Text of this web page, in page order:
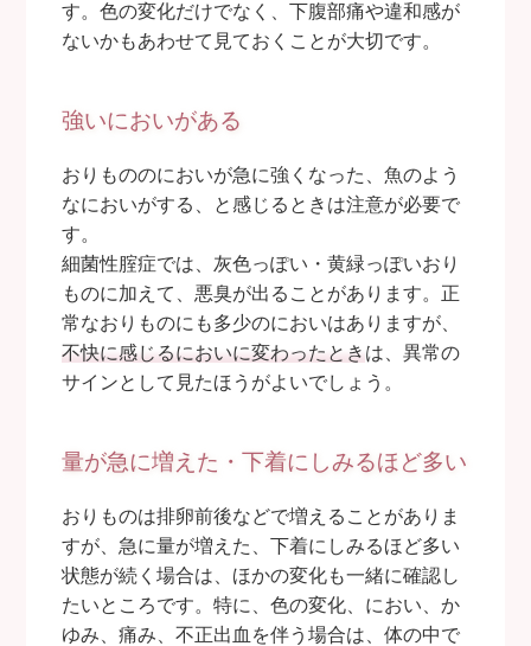
す。色の変化だけでなく、下腹部痛や違和感が
ないかもあわせて見ておくことが大切です。
強いにおいがある
おりもののにおいが急に強くなった、魚のよう
なにおいがする、と感じるときは注意が必要で
す。
細菌性腟症では、灰色っぽい・黄緑っぽいおり
ものに加えて、悪臭が出ることがあります。正
常なおりものにも多少のにおいはありますが、
不快に感じるにおいに変わったとき は、異常の
サインとして見たほうがよいでしょう。
量が急に増えた・下着にしみるほど多い
おりものは排卵前後などで増えることがありま
すが、急に量が増えた、下着にしみるほど多い
状態が続く場合は、ほかの変化も一緒に確認し
たいところです。特に、色の変化、におい、か
ゆみ、痛み、不正出血を伴う場合は、体の中で